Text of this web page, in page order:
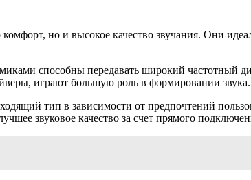
но и высокое качество звучания. Они
способны передавать широкий частотный
играют большую роль в формировании звука.
тип в зависимости от предпочтений
звуковое качество за счет прямого